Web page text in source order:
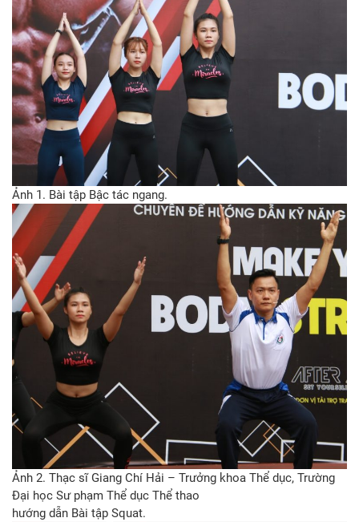
Ảnh 1. Bài tập Bậc tác ngang.
Ảnh 2. Thạc sĩ Giang Chí Hải – Trưởng khoa Thể dục, Trường
Đại học Sư phạm Thể dục Thể thao
hướng dẫn Bài tập Squat.